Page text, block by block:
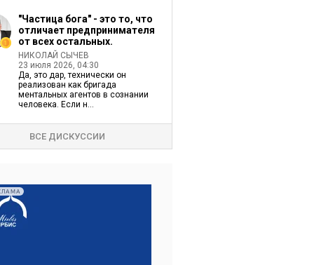
"Частица бога" - это то, что
отличает предпринимателя
от всех остальных.
НИКОЛАЙ СЫЧЕВ
23 июля 2026, 04:30
Да, это дар, технически он
реализован как бригада
ментальных агентов в сознании
человека. Если н...
ВСЕ ДИСКУССИИ